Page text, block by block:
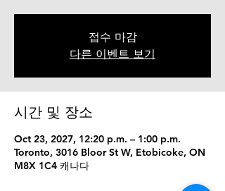
접수 마감
다른 이벤트 보기
시간 및 장소
Oct 23, 2027, 12:20 p.m. – 1:00 p.m.
Toronto, 3016 Bloor St W, Etobicoke, ON
M8X 1C4 캐나다